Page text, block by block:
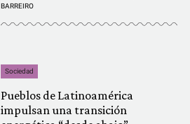
BARREIRO
Sociedad
Pueblos de Latinoamérica
impulsan una transición